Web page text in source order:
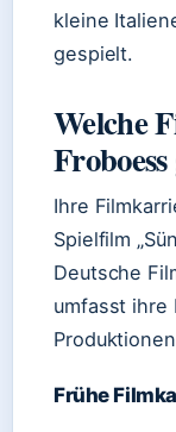
kleine
gespielt.
Welche
Ihre
Spielfilm
Deutsche
umfasst ihre
Frühe